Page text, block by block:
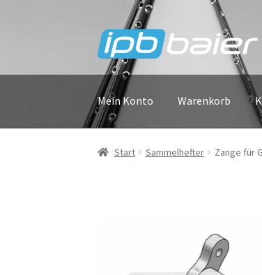
Zur
Navigation
springen
Zum
Inhalt
springen
Mein Konto Warenkorb
Start Sammelhefter Zange für